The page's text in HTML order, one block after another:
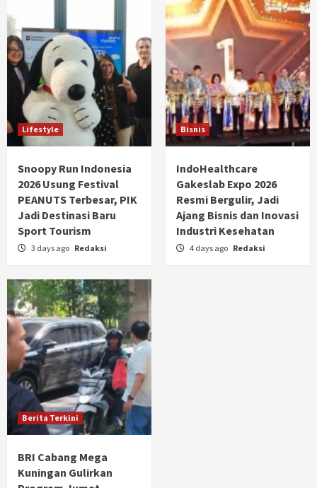
Lifestyle
Snoopy Run Indonesia
2026 Usung Festival
PEANUTS Terbesar, PIK
Jadi Destinasi Baru
Sport Tourism
3 days ago Redaksi
Bisnis
IndoHealthcare
Gakeslab Expo 2026
Resmi Bergulir, Jadi
Ajang Bisnis dan Inovasi
Industri Kesehatan
4 days ago Redaksi
Berita Terkini
BRI Cabang Mega
Kuningan Gulirkan